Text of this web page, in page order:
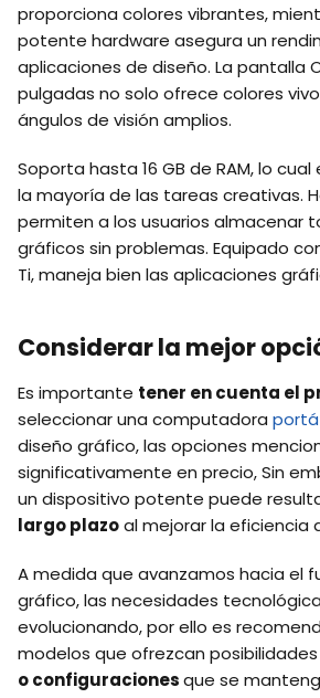
proporciona colores vibrantes,
potente hardware asegura un
aplicaciones de diseño. La pantalla
pulgadas no solo ofrece colores
ángulos de visión amplios.
Soporta hasta 16 GB de RAM, lo
la mayoría de las tareas creativas.
permiten a los usuarios almacenar
gráficos sin problemas. Equipado con
Ti, maneja bien las aplicaciones
Considerar la mejor
Es importante tener en cuenta el
seleccionar una computadora
diseño gráfico, las opciones
significativamente en precio, Sin
un dispositivo potente puede
largo plazoal mejorar la eficiencia
A medida que avanzamos hacia el
gráfico, las necesidades
evolucionando, por ello es
modelos que ofrezcan
o configuracionesque se